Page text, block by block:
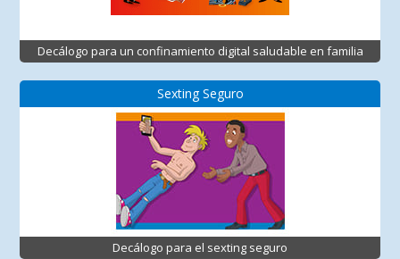
Decálogo para un confinamiento digital saludable en familia
Sexting Seguro
Decálogo para el sexting seguro